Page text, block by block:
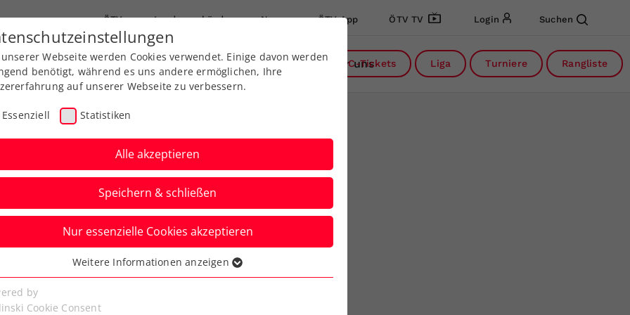
ÖTV Landesverbände News ÖTV App ÖTV TV Login Suchen
Leistungssport Ausbildung Services Über uns
DC-Tickets Liga Turniere Rangliste
mit 2. Coup
Webseite werden Cookies verwendet. Einige davon werden
benötigt, während es uns andere ermöglichen, Ihre
auf unserer Webseite zu verbessern.
Essenziell Statistiken
Alle akzeptieren
Speichern & schließen
Nur essenzielle Cookies akzeptieren
Cookies werden für grundlegende Funktionen der
benötigt. Dadurch ist gewährleistet, dass die Webseite
Weitere Informationen anzeigen
by
Cookie Consent